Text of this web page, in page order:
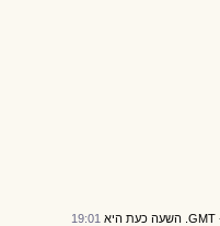
19:01